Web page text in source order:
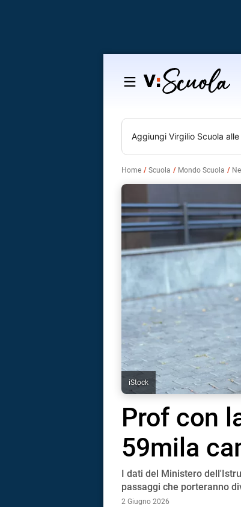
Salta
contenuto
Aggiungi Virgilio Scuola
Home Scuola Mondo Scuola
iStock
Prof con
59mila
I dati del Ministero
passaggi che porteranno
2 Giugno 2026